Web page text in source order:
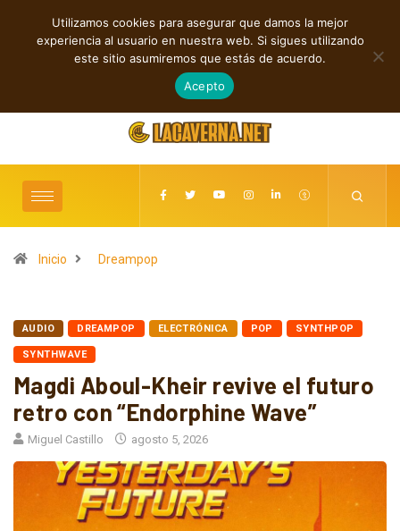
TENDENCIAS
Indie, rap y pop: cuatro lanzamientos independientes destacados
agosto 7, 2026
Inicio Dreampop
AUDIO DREAMPOP ELECTRÓNICA POP SYNTHPOP
SYNTHWAVE
Magdi Aboul-Kheir revive el futuro
retro con “Endorphine Wave”
Miguel Castillo agosto 5, 2026
Utilizamos cookies para asegurar que damos la mejor
experiencia al usuario en nuestra web. Si sigues utilizando
este sitio asumiremos que estás de acuerdo.
Acepto